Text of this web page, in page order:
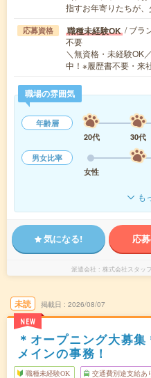
指すお年寄りたちが
応募資格 職種未経験OK / ブラ
不要
＼無資格・未経験OK
中！※履歴書不要・来
職場の雰囲気
年齢層
20代
30代
男女比率
女性
も
気になる! 応
派遣会社 株式会社スタッ
未読
NEW
掲載日 2026/08/07
＊オープニング大募
メインの事務！
職種未経験OK 交通費別途支給あ